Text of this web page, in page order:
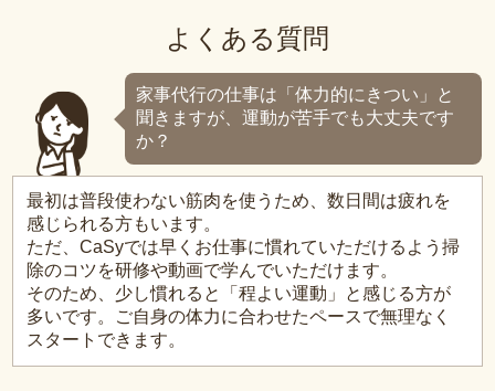
よくある質問
家事代行の仕事は「体力的にきつい」と
聞きますが、運動が苦手でも大丈夫です
か？
最初は普段使わない筋肉を使うため、数日間は疲れを
感じられる方もいます。
ただ、CaSyでは早くお仕事に慣れていただけるよう掃
除のコツを研修や動画で学んでいただけます。
そのため、少し慣れると「程よい運動」と感じる方が
多いです。ご自身の体力に合わせたペースで無理なく
スタートできます。